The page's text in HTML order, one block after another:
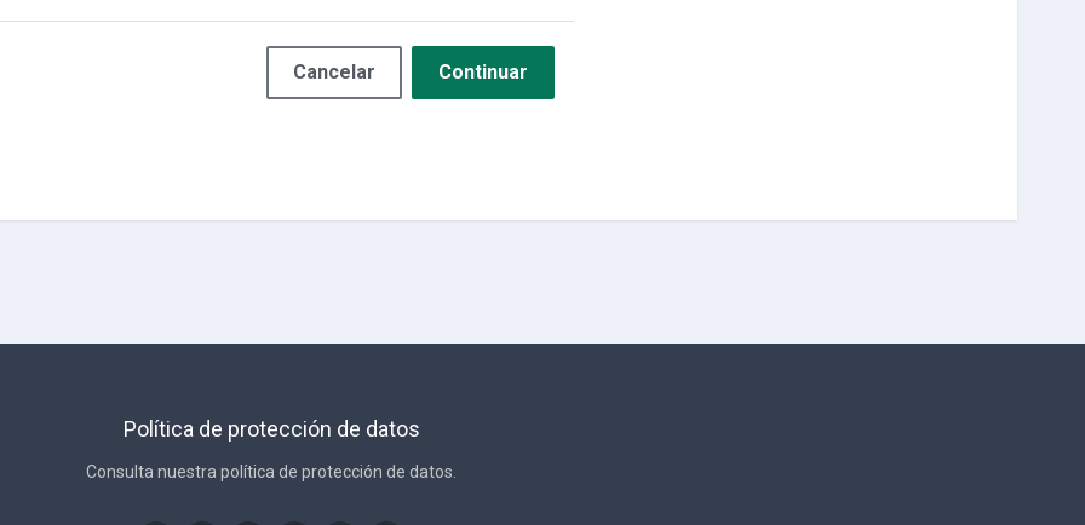
Cancelar Continuar
Política de protección de datos
Consulta nuestra política de protección de datos.